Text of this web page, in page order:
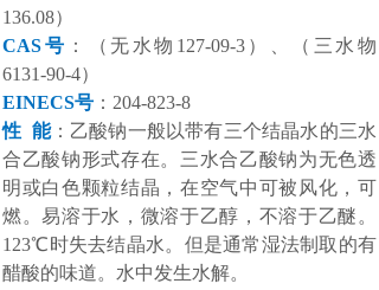
136.08）
CAS号 ： （ 无水物 127-09-3）、（ 三水物
6131-90-4）
EINECS号 ： 204-823-8
性 能： 乙酸钠一般以带有三个结晶水的三水
合乙酸钠形式存在。三水合乙酸钠为无色透
明或白色颗粒结晶，在空气中可被风化，可
燃。易溶于水，微溶于乙醇，不溶于乙醚。
123℃时失去结晶水。但是通常湿法制取的有
醋酸的味道。水中发生水解。